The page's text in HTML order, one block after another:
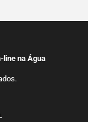
line na Água